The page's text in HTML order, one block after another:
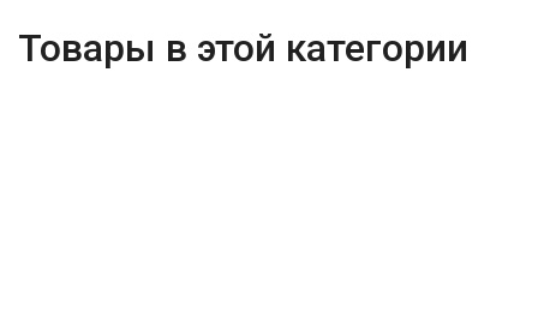
Товары в этой категории